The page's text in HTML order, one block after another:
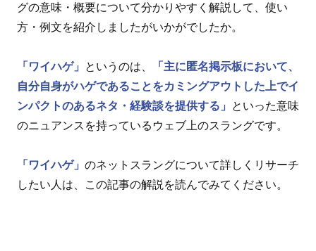
グの意味・概要について分かりやすく解説して、使い
方・例文を紹介しましたがいかがでしたか。
「ワイハゲ」 というのは、
「主に匿名掲示板において、
自分自身がハゲであることをカミングアウトした上でイ
ンパクトのあるネタ・経験談を提供する」
といった意味
のニュアンスを持っているウェブ上のスラングです。
「ワイハゲ」 のネットスラングについて詳しくリサーチ
したい人は、この記事の解説を読んでみてください。